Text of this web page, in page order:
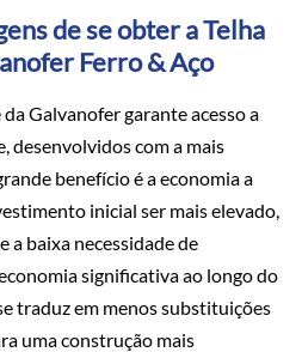
de se obter a Telha
Ferro & Aço
Galvanofer garante acesso a
desenvolvidos com a mais
benefício é a economia a
inicial ser mais elevado,
a baixa necessidade de
significativa ao longo do
traduz em menos substituições
uma construção mais